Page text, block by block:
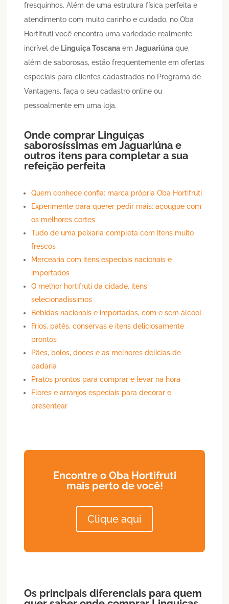
fresquinhos. Além de uma estrutura física perfeita e
atendimento com muito carinho e cuidado, no Oba
Hortifruti você encontra uma variedade realmente
incrível de Linguiça Toscana emJaguariúna que,
além de saborosas, estão frequentemente em ofertas
especiais para clientes cadastrados no Programa de
Vantagens, faça o seu cadastro online ou
pessoalmente em uma loja.
Onde comprar Linguiças
saborosíssimas emJaguariúna e
outros itens para completar a sua
refeição perfeita
Quem conhece confia: marca própria Oba Hortifruti
Experimente para querer pedir mais: açougue com
os melhores cortes
Tudo de uma peixaria completa com itens muito
frescos
Mercearia com itens especiais nacionais e
importados
O melhor hortifruti da cidade, itens
selecionadíssimos
Bebidas nacionais e importadas, com e sem álcool
Frios, patês, conservas e itens deliciosamente
prontos
Pães, bolos, doces e as melhores delícias de
padaria
Pratos prontos para comprar e levar na hora
Flores e arranjos especiais para decorar e
presentear
Encontre o Oba Hortifruti
mais perto de você!
Clique aqui
Os principais diferenciais para quem